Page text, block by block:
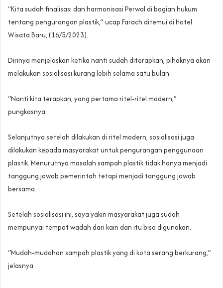
“Kita sudah finalisasi dan harmonisasi Perwal di bagian hukum
tentang pengurangan plastik,” ucap Farach ditemui di Hotel
Wisata Baru, (16/5/2023).
Dirinya menjelaskan ketika nanti sudah diterapkan, pihaknya akan
melakukan sosialisasi kurang lebih selama satu bulan.
“Nanti kita terapkan, yang pertama ritel-ritel modern,”
pungkasnya.
Selanjutnya setelah dilakukan di ritel modern, sosialisasi juga
dilakukan kepada masyarakat untuk pengurangan penggunaan
plastik. Menurutnya masalah sampah plastik tidak hanya menjadi
tanggung jawab pemerintah tetapi menjadi tanggung jawab
bersama.
Setelah sosialisasi ini, saya yakin masyarakat juga sudah
mempunyai tempat wadah dari kain dan itu bisa digunakan.
“Mudah-mudahan sampah plastik yang di kota serang berkurang,”
jelasnya.